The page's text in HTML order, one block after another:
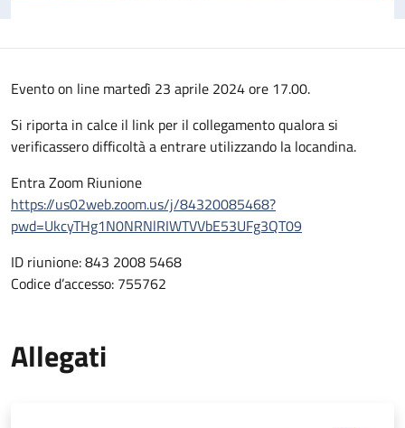
Evento on line martedì 23 aprile 2024 ore 17.00.
Si riporta in calce il link per il collegamento qualora si
verificassero difficoltà a entrare utilizzando la locandina.
Entra Zoom Riunione
https://us02web.zoom.us/j/84320085468?
pwd=UkcyTHg1N0NRNlRIWTVVbE53UFg3QT09
ID riunione: 843 2008 5468
Codice d’accesso: 755762
Allegati